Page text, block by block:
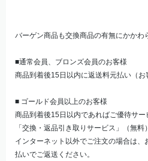
バーゲン商品も交換商品の有無にかかわ
■通常会員、ブロンズ会員のお客様
商品到着後15日以内に返送料元払い（お
■ ゴールド会員以上のお客様
商品到着後15日以内であればご優待サ
「交換・返品引き取りサービス」（無料
インターネット以外でご注文の場合は
払いでご返送ください。